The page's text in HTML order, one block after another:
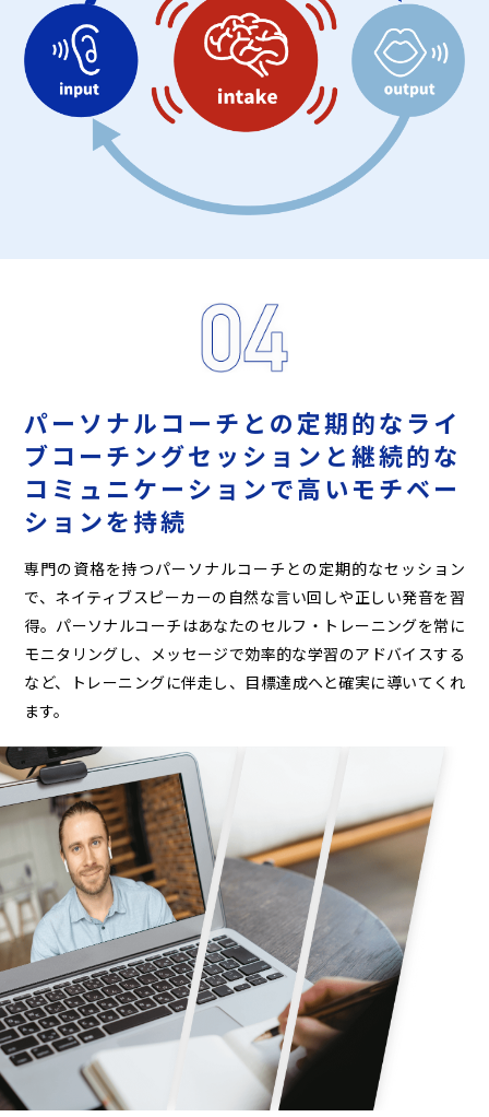
パーソナルコーチとの定期的なライ
ブコーチングセッションと継続的な
コミュニケーションで高いモチベー
ションを持続
専門の資格を持つパーソナルコーチとの定期的なセッション
で、ネイティブスピーカーの自然な言い回しや正しい発音を習
得。パーソナルコーチはあなたのセルフ・トレーニングを常に
モニタリングし、メッセージで効率的な学習のアドバイスする
など、トレーニングに伴走し、目標達成へと確実に導いてくれ
ます。